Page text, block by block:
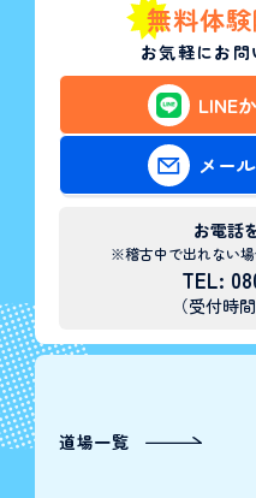
無料体
お気軽にお
LINE
メー
お電話
※稽古中で出れない場
TEL:
（受付時
道場一覧